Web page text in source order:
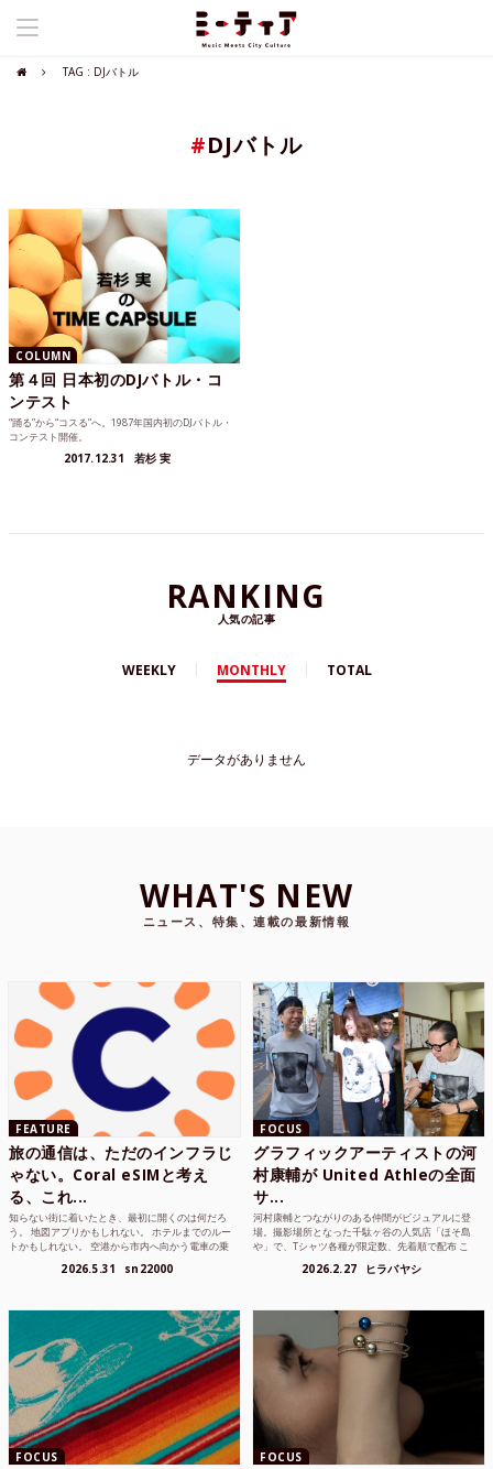
TAG : DJバトル
#DJバトル
COLUMN
第４回 日本初のDJバトル・コ
ンテスト
“踊る”から“コスる”へ。1987年国内初のDJバトル・
コンテスト開催。
2017.12.31 若杉 実
RANKING
人気の記事
WEEKLY MONTHLY TOTAL
データがありません
WHAT'S NEW
ニュース、特集、連載の最新情報
FEATURE
旅の通信は、ただのインフラじ
ゃない。Coral eSIMと考え
る、これ...
知らない街に着いたとき、最初に開くのは何だろ
う。 地図アプリかもしれない。 ホテルまでのルー
トかもしれない。 空港から市内へ向かう電車の乗
2026.5.31 sn22000
FOCUS
グラフィックアーティストの河
村康輔が United Athleの全面
サ...
河村康輔とつながりのある仲間がビジュアルに登
場。撮影場所となった千駄ヶ谷の人気店「ほそ島
や」で、Tシャツ各種が限定数、先着順で配布 こ
2026.2.27 ヒラバヤシ
FOCUS FOCUS